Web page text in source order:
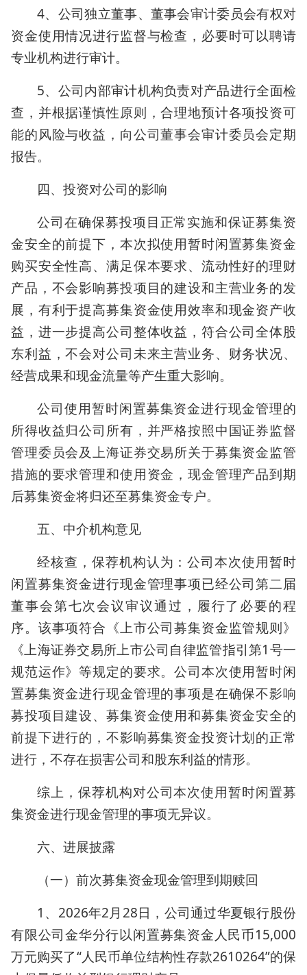
4、公司独立董事、董事会审计委员会有权对
资金使用情况进行监督与检查，必要时可以聘请
专业机构进行审计。
5、公司内部审计机构负责对产品进行全面检
查，并根据谨慎性原则，合理地预计各项投资可
能的风险与收益，向公司董事会审计委员会定期
报告。
四、投资对公司的影响
公司在确保募投项目正常实施和保证募集资
金安全的前提下，本次拟使用暂时闲置募集资金
购买安全性高、满足保本要求、流动性好的理财
产品，不会影响募投项目的建设和主营业务的发
展，有利于提高募集资金使用效率和现金资产收
益，进一步提高公司整体收益，符合公司全体股
东利益，不会对公司未来主营业务、财务状况、
经营成果和现金流量等产生重大影响。
公司使用暂时闲置募集资金进行现金管理的
所得收益归公司所有，并严格按照中国证券监督
管理委员会及上海证券交易所关于募集资金监管
措施的要求管理和使用资金，现金管理产品到期
后募集资金将归还至募集资金专户。
五、中介机构意见
经核查，保荐机构认为：公司本次使用暂时
闲置募集资金进行现金管理事项已经公司第二届
董事会第七次会议审议通过，履行了必要的程
序。该事项符合《上市公司募集资金监管规则》
《上海证券交易所上市公司自律监管指引第1号一
规范运作》等规定的要求。公司本次使用暂时闲
置募集资金进行现金管理的事项是在确保不影响
募投项目建设、募集资金使用和募集资金安全的
前提下进行的，不影响募集资金投资计划的正常
进行，不存在损害公司和股东利益的情形。
综上，保荐机构对公司本次使用暂时闲置募
集资金进行现金管理的事项无异议。
六、进展披露
（一）前次募集资金现金管理到期赎回
1、2026年2月28日，公司通过华夏银行股份
有限公司金华分行以闲置募集资金人民币15,000
万元购买了“人民币单位结构性存款2610264”的保